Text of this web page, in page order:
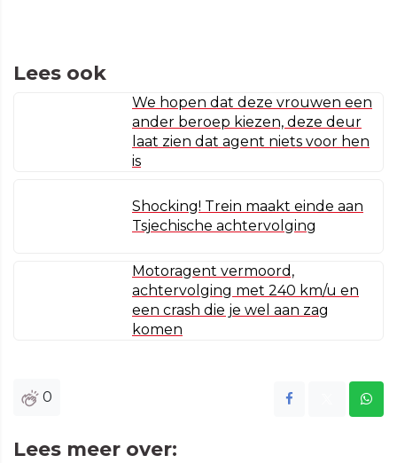
Lees ook
We hopen dat deze vrouwen een
ander beroep kiezen, deze deur
laat zien dat agent niets voor hen
is
Shocking! Trein maakt einde aan
Tsjechische achtervolging
Motoragent vermoord,
achtervolging met 240 km/u en
een crash die je wel aan zag
komen
0
Lees meer over: